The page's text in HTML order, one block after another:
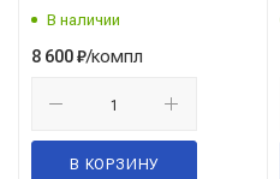
В наличии
8 600₽/компл
В КОРЗИНУ